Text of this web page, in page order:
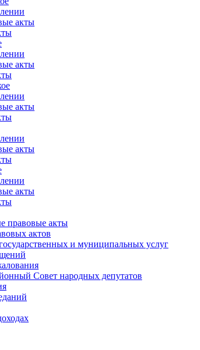
акты
акты
акты
акты
акты
правовые акты
актов
и муниципальных услуг
Совет народных депутатов